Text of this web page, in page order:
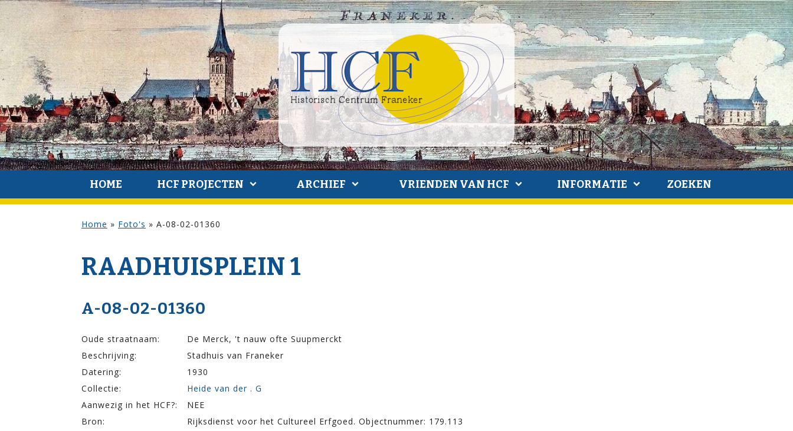
HOME HCF PROJECTEN ARCHIEF VRIENDEN VAN HCF INFORMATIE ZOEKEN
Home » Foto's » A-08-02-01360
RAADHUISPLEIN 1
A-08-02-01360
Oude straatnaam:
De Merck, 't nauw ofte Suupmerckt
Beschrijving:
Stadhuis van Franeker
Datering:
1930
Collectie:
Heide van der . G
Aanwezig in het HCF?:
NEE
Bron:
Rijksdienst voor het Cultureel Erfgoed. Objectnummer: 179.113